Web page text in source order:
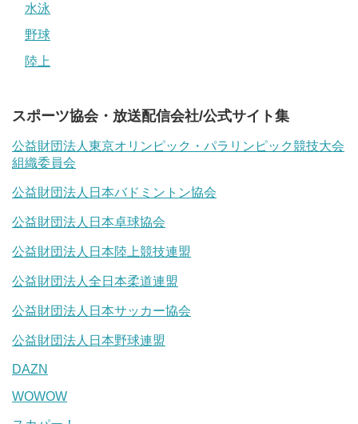
水泳
野球
陸上
スポーツ協会・放送配信会社/公式サイト集
公益財団法人東京オリンピック・パラリンピック競技大会
組織委員会
公益財団法人日本バドミントン協会
公益財団法人日本卓球協会
公益財団法人日本陸上競技連盟
公益財団法人全日本柔道連盟
公益財団法人日本サッカー協会
公益財団法人日本野球連盟
DAZN
WOWOW